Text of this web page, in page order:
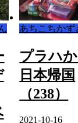
あちこちかず
中部国
港から
インの